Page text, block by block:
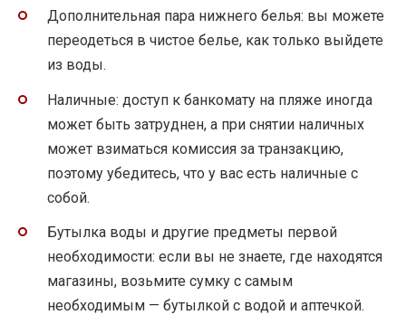
Дополнительная пара нижнего белья: вы можете
переодеться в чистое белье, как только выйдете
из воды.
Наличные: доступ к банкомату на пляже иногда
может быть затруднен, а при снятии наличных
может взиматься комиссия за транзакцию,
поэтому убедитесь, что у вас есть наличные с
собой.
Бутылка воды и другие предметы первой
необходимости: если вы не знаете, где находятся
магазины, возьмите сумку с самым
необходимым — бутылкой с водой и аптечкой.